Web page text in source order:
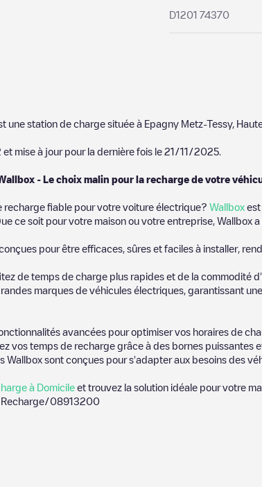
D1201 74370
une station de charge située à Epagny Metz-Tessy,
et mise à jour pour la dernière fois le 21/11/2025
- Le choix malin pour la recharge de votre
recharge fiable pour votre voiture électrique? Wallbox est
ce soit pour votre maison ou votre entreprise, Wallbox
pour être efficaces, sûres et faciles à installer,
de temps de charge plus rapides et de la commodité
marques de véhicules électriques, garantissant
avancées pour optimiser vos horaires de
vos temps de recharge grâce à des bornes puissantes
Wallbox sont conçues pour s'adapter aux besoins des
à Domicile et trouvez la solution idéale pour votre
Recharge/08913200